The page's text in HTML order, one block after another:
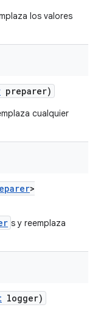
los valores
preparer)
cualquier
>
s y reemplaza
logger)